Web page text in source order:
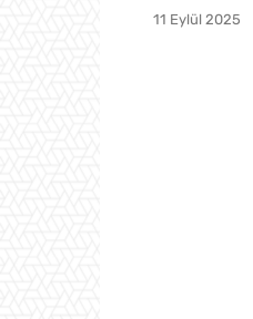
11 Eylül 2025